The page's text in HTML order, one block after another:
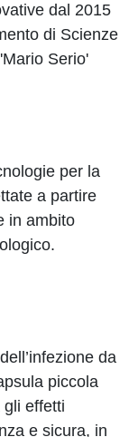
dal 2015
di Scienze
Serio'
per la
a partire
in ambito
da
piccola
effetti
e sicura, in